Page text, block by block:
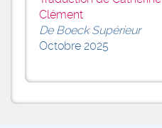
Clément
De Boeck Supérieur
Octobre 2025